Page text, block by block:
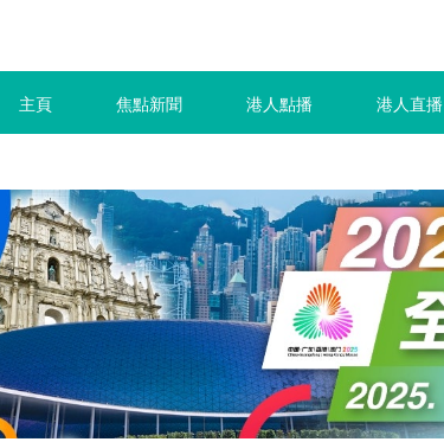
主頁 焦點新聞 港人點播 港人直播